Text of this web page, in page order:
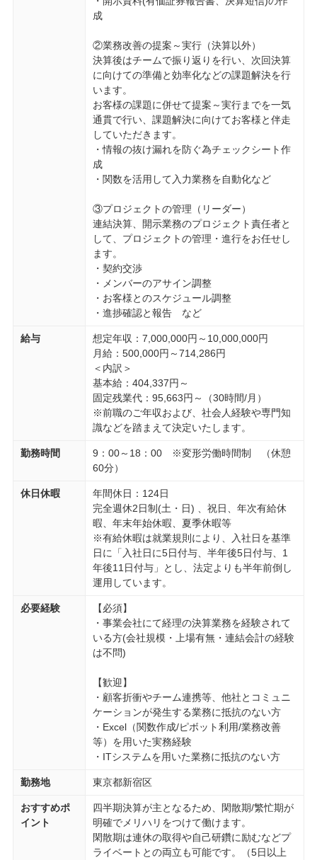
成
②業務改善の提案～実行（決算以外）
決算後はチームで振り返りを行い、次回決算
に向けての準備と効率化などの課題解決を行
います。
お客様の課題に併せて提案～実行までを一気
通貫で行い、課題解決に向けてお客様と伴走
していただきます。
・情報の抜け漏れを防ぐ為チェックシート作
成
・関数を活用して入力業務を自動化など
③プロジェクトの管理（リーダー）
連結決算、開示業務のプロジェクト責任者と
して、プロジェクトの管理・進行をお任せし
ます。
・契約交渉
・メンバーのアサイン調整
・お客様とのスケジュール調整
・進捗確認と報告 など
給与
想定年収：7,000,000円～10,000,000円
月給：500,000円～714,286円
＜内訳＞
基本給：404,337円～
固定残業代：95,663円～（30時間/月）
※前職のご年収および、社会人経験や専門知
識などを踏まえて決定いたします。
勤務時間
9：00～18：00 ※変形労働時間制 （休憩
60分）
休日休暇
年間休日：124日
完全週休2日制(土・日) 、祝日、年次有給休
暇、年末年始休暇、夏季休暇等
※有給休暇は就業規則により、入社日を基準
日に「入社日に5日付与、半年後5日付与、1
年後11日付与」とし、法定よりも半年前倒し
運用しています。
必要経験
【必須】
・事業会社にて経理の決算業務を経験されて
いる方(会社規模・上場有無・連結会計の経験
は不問)
【歓迎】
・顧客折衝やチーム連携等、他社とコミュニ
ケーションが発生する業務に抵抗のない方
・Excel（関数作成/ピボット利用/業務改善
等）を用いた実務経験
・ITシステムを用いた業務に抵抗のない方
勤務地 東京都新宿区
おすすめポ
イント
四半期決算が主となるため、閑散期/繁忙期が
明確でメリハリをつけて働けます。
閑散期は連休の取得や自己研鑽に励むなどプ
ライベートとの両立も可能です。（5日以上